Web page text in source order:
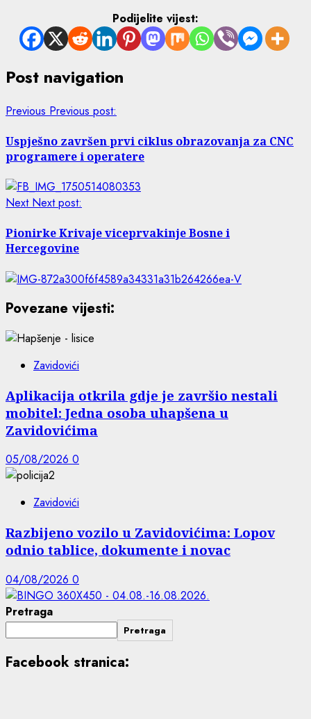
Podijelite vijest:
Post navigation
Previous Previous post:
Uspješno završen prvi ciklus obrazovanja za CNC
programere i operatere
Next Next post:
Pionirke Krivaje viceprvakinje Bosne i
Hercegovine
Povezane vijesti:
Zavidovići
Aplikacija otkrila gdje je završio nestali
mobitel: Jedna osoba uhapšena u
Zavidovićima
05/08/2026 0
Zavidovići
Razbijeno vozilo u Zavidovićima: Lopov
odnio tablice, dokumente i novac
04/08/2026 0
Pretraga
Pretraga
Facebook stranica: